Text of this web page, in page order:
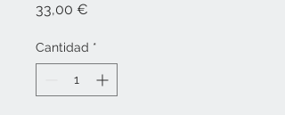
33,00 €
Cantidad *